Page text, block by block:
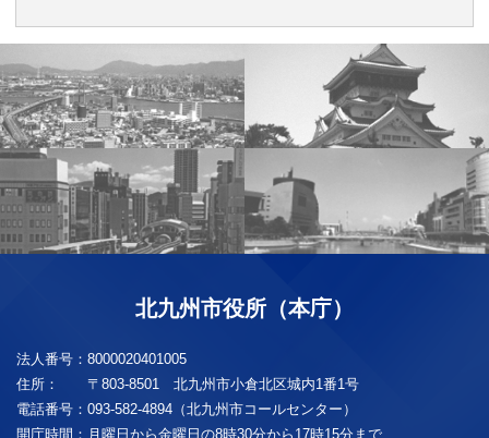
北九州市役所（本庁）
法人番号： 8000020401005
住所：
〒803-8501 北九州市小倉北区城内1番1号
電話番号： 093-582-4894（北九州市コールセンター）
開庁時間： 月曜日から金曜日の8時30分から17時15分まで